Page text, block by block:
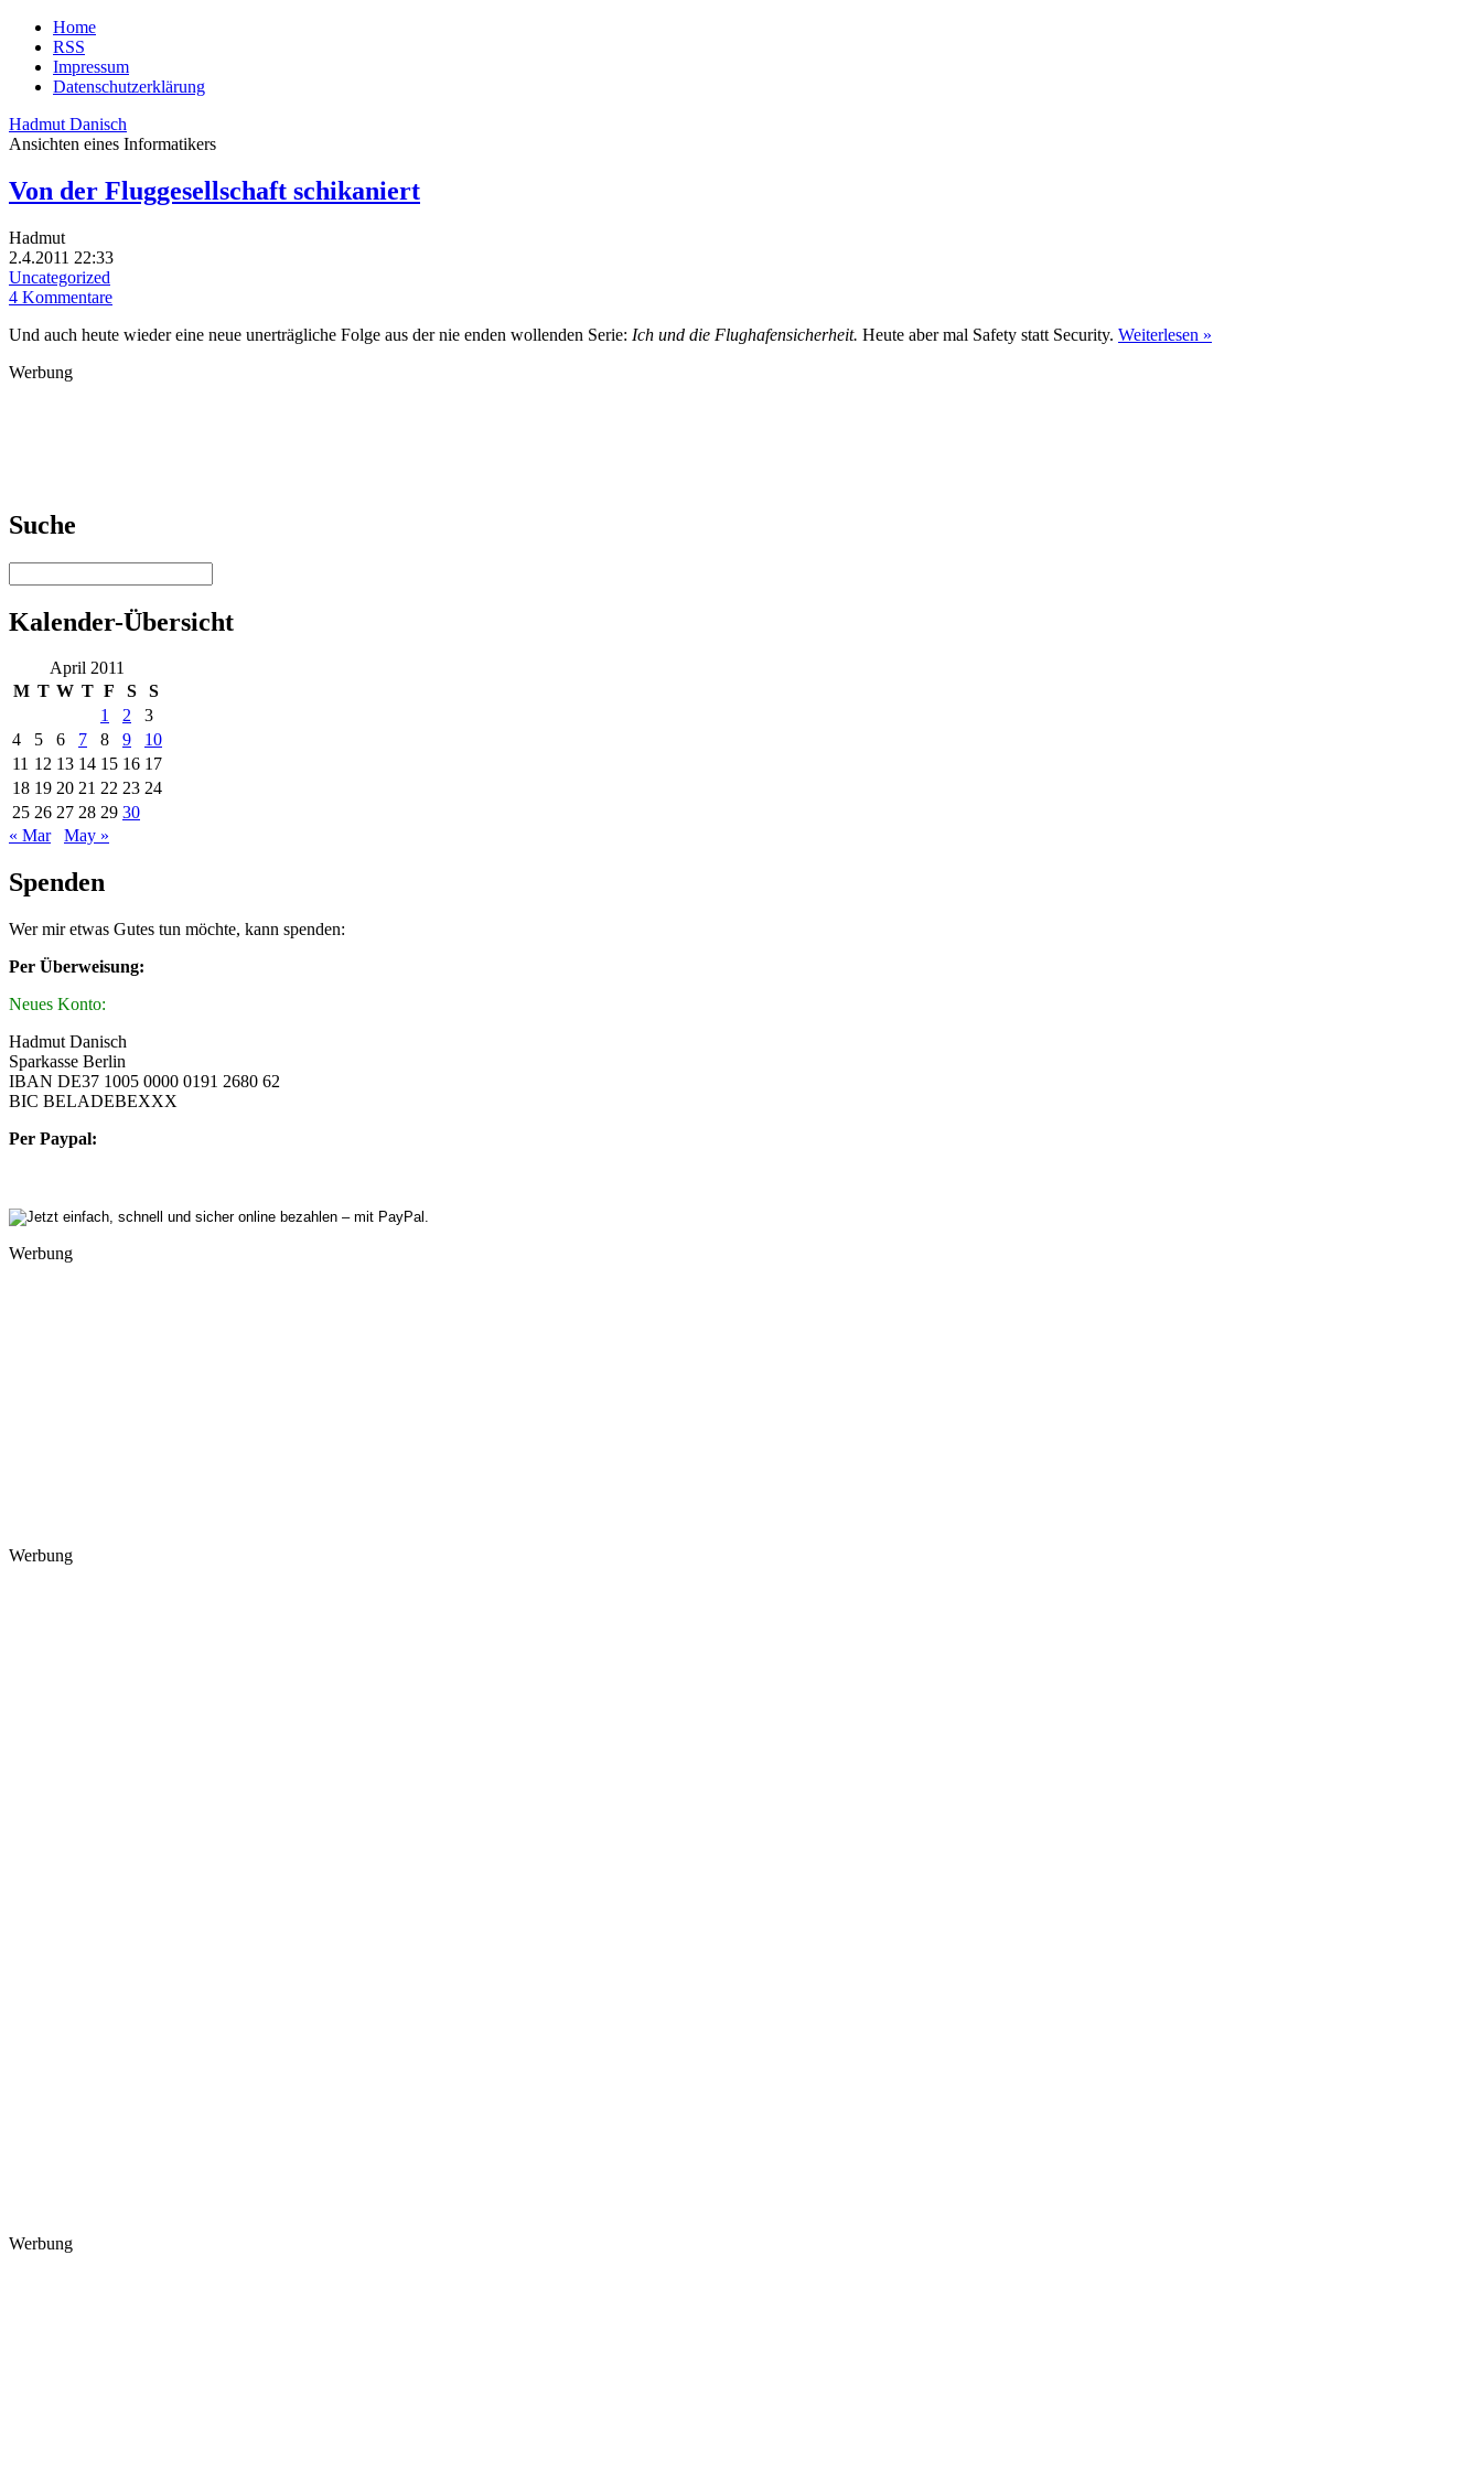
Home
RSS
Impressum
Datenschutzerklärung
Hadmut Danisch
Ansichten eines Informatikers
Von der Fluggesellschaft schikaniert
Hadmut
2.4.2011 22:33
Uncategorized
4 Kommentare
Und auch heute wieder eine neue unerträgliche Folge aus der nie enden wollenden Serie: Ich und die Flughafensicherheit. Heute aber mal Safety statt Security. Weiterlesen »
Werbung
Suche
Kalender-Übersicht
April 2011
M T W T F S
S
1
2
3
4
5 6 7 8 9
10
11 12 13 14 15 16 17
18 19 20 21 22 23 24
25 26 27 28 29 30
« Mar
May »
Spenden
Wer mir etwas Gutes tun möchte, kann spenden:
Per Überweisung:
Neues Konto:
Hadmut Danisch
Sparkasse Berlin
IBAN DE37 1005 0000 0191 2680 62
BIC BELADEBEXXX
Per Paypal:
Werbung
Werbung
Werbung